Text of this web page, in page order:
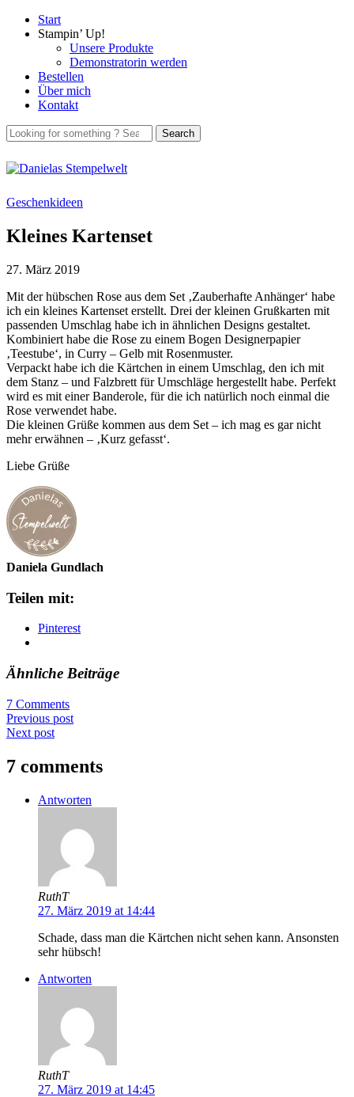
Start
Stampin’ Up!
Unsere Produkte
Demonstratorin werden
Bestellen
Über mich
Kontakt
Geschenkideen
Kleines Kartenset
27. März 2019
Mit der hübschen Rose aus dem Set ‚Zauberhafte Anhänger‘ habe
ich ein kleines Kartenset erstellt. Drei der kleinen Grußkarten mit
passenden Umschlag habe ich in ähnlichen Designs gestaltet.
Kombiniert habe die Rose zu einem Bogen Designerpapier
‚Teestube‘, in Curry – Gelb mit Rosenmuster.
Verpackt habe ich die Kärtchen in einem Umschlag, den ich mit
dem Stanz – und Falzbrett für Umschläge hergestellt habe. Perfekt
wird es mit einer Banderole, für die ich natürlich noch einmal die
Rose verwendet habe.
Die kleinen Grüße kommen aus dem Set – ich mag es gar nicht
mehr erwähnen – ‚Kurz gefasst‘.
Liebe Grüße
Daniela Gundlach
Teilen mit:
Pinterest
Ähnliche Beiträge
7 Comments
Previous post
Next post
7 comments
Antworten
RuthT
27. März 2019 at 14:44
Schade, dass man die Kärtchen nicht sehen kann. Ansonsten
sehr hübsch!
Antworten
RuthT
27. März 2019 at 14:45